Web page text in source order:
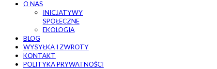
O NAS
INICJATYWY
SPOŁECZNE
EKOLOGIA
BLOG
WYSYŁKA I ZWROTY
KONTAKT
POLITYKA PRYWATNOŚCI